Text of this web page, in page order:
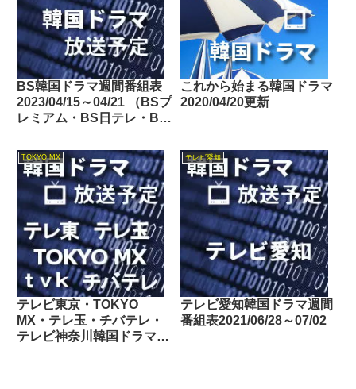
BS韓国ドラマ週間番組表
2023/04/15～04/21 （BSプ
レミアム・BS日テレ・BS
東・BSフジ）
これから始まる韓国ドラマ
2020/04/20更新
TOKYO MX
テレビ東京・TOKYO
MX・テレ玉・チバテレ・
テレビ神奈川韓国ドラマ週
テレビ愛知
テレビ愛知韓国ドラマ週間
番組表2021/06/28～07/02